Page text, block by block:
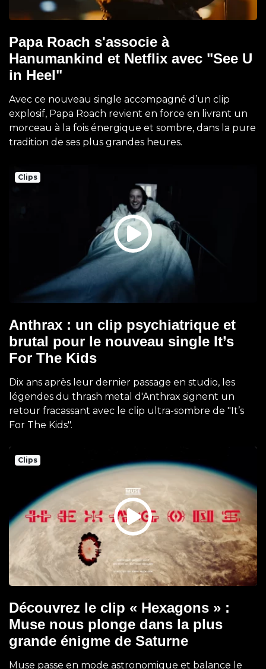
Papa Roach s'associe à
Hanumankind et Netflix avec "See U
in Heel"
Avec ce nouveau single accompagné d’un clip
explosif, Papa Roach revient en force en livrant un
morceau à la fois énergique et sombre, dans la pure
tradition de ses plus grandes heures.
Clips
Anthrax : un clip psychiatrique et
brutal pour le nouveau single It’s
For The Kids
Dix ans après leur dernier passage en studio, les
légendes du thrash metal d'Anthrax signent un
retour fracassant avec le clip ultra-sombre de "It’s
For The Kids".
Clips
Découvrez le clip « Hexagons » :
Muse nous plonge dans la plus
grande énigme de Saturne
Muse passe en mode astronomique et balance le